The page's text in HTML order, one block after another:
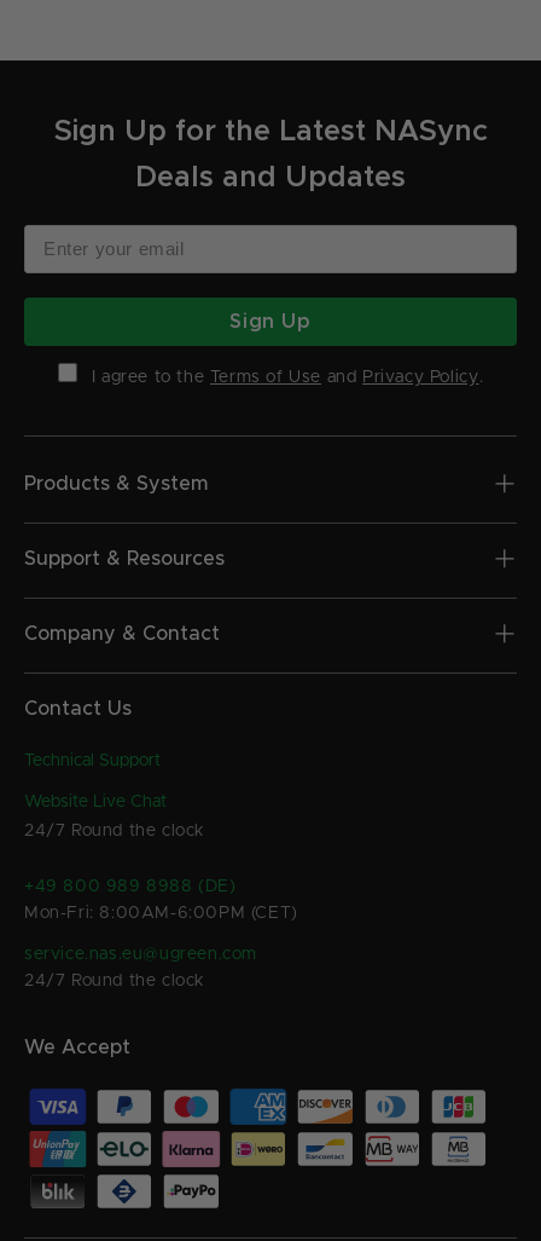
Sign Up for the Latest NASync
Deals and Updates
Sign Up
I agree to the Terms of Use and Privacy Policy.
Products & System
Support & Resources
Company & Contact
Contact Us
Technical Support
Website Live Chat
24/7 Round the clock
+49 800 989 8988 (DE)
Mon-Fri: 8:00AM-6:00PM (CET)
service.nas.eu@ugreen.com
24/7 Round the clock
We Accept